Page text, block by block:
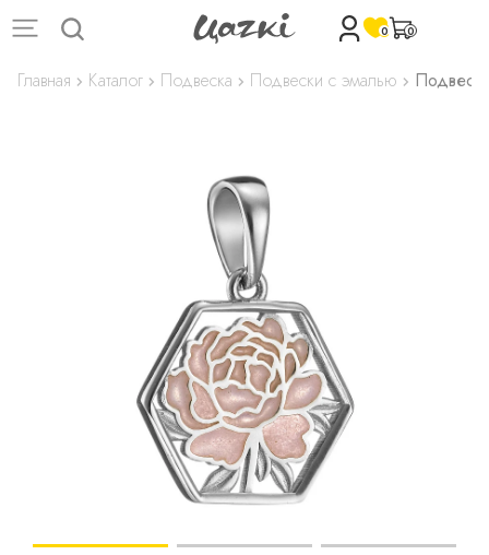
0 0
Главная Каталог Подвеска Подвески с эмалью